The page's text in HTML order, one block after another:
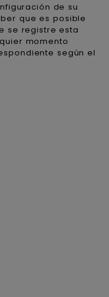
de su
que es posible
se registre esta
momento
según el